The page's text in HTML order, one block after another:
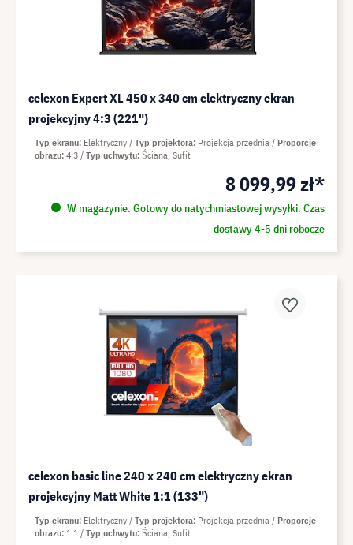
celexon Expert XL 450 x 340 cm elektryczny ekran
projekcyjny 4:3 (221")
8 099,99 zł*
W magazynie. Gotowy do natychmiastowej wysyłki. Czas
dostawy 4-5 dni robocze
Typ ekranu Elektryczny Typ projektora Projekcja przednia
Proporcje
obrazu 4:3 Typ uchwytu Ściana, Sufit
celexon basic line 240 x 240 cm elektryczny ekran
projekcyjny Matt White 1:1 (133")
Typ ekranu Elektryczny Typ projektora Projekcja przednia
Proporcje
obrazu 1:1 Typ uchwytu Ściana, Sufit